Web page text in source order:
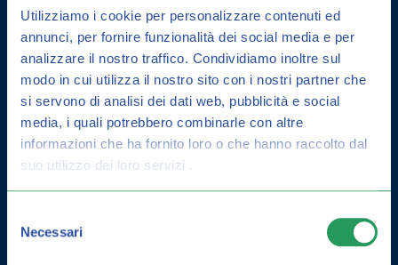
Utilizziamo i cookie per personalizzare contenuti ed
annunci, per fornire funzionalità dei social media e per
analizzare il nostro traffico. Condividiamo inoltre sul
modo in cui utilizza il nostro sito con i nostri partner che
si servono di analisi dei dati web, pubblicità e social
media, i quali potrebbero combinarle con altre
informazioni che ha fornito loro o che hanno raccolto dal
suo utilizzo dei loro servizi .
delNecessari
DERMATITE SEBORROICA: COME
CURARLA E GUIDA ALLA
PREVENZIONE